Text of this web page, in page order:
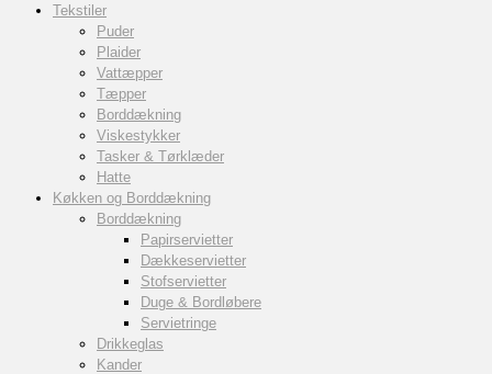
Tekstiler
Puder
Plaider
Vattæpper
Tæpper
Borddækning
Viskestykker
Tasker & Tørklæder
Hatte
Køkken og Borddækning
Borddækning
Papirservietter
Dækkeservietter
Stofservietter
Duge & Bordløbere
Servietringe
Drikkeglas
Kander